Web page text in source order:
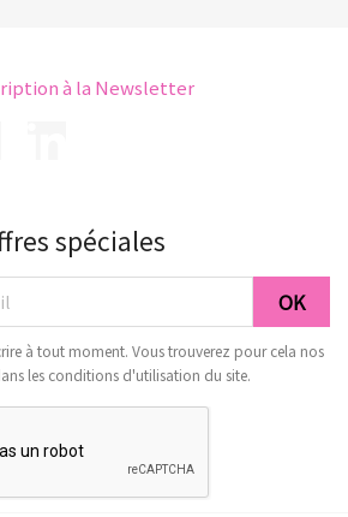
à la Newsletter
spéciales
à tout moment. Vous trouverez pour cela nos
les conditions d'utilisation du site.